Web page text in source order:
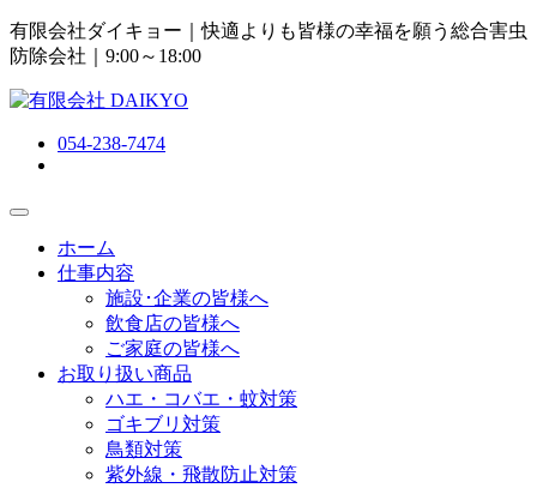
有限会社ダイキョー｜快適よりも皆様の幸福を願う総合害虫
防除会社 ｜9:00～18:00
054-238-7474
ホーム
仕事内容
施設･企業の皆様へ
飲食店の皆様へ
ご家庭の皆様へ
お取り扱い商品
ハエ・コバエ・蚊対策
ゴキブリ対策
鳥類対策
紫外線・飛散防止対策